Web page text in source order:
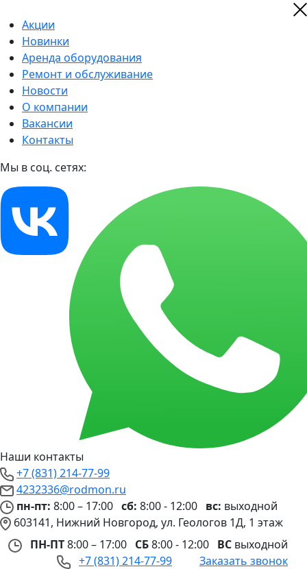
Акции
Новинки
Аренда оборудования
Ремонт и обслуживание
Новости
О компании
Вакансии
Контакты
Мы в соц. сетях:
Наши контакты
+7 (831) 214-77-99
4232336@rodmon.ru
пн-пт: 8:00 – 17:00 сб: 8:00 - 12:00 вс: выходной
603141, Нижний Новгород, ул. Геологов 1Д, 1 этаж
ПН-ПТ8:00 – 17:00 СБ8:00 - 12:00 ВС выходной
+7 (831) 214-77-99
Заказать звонок